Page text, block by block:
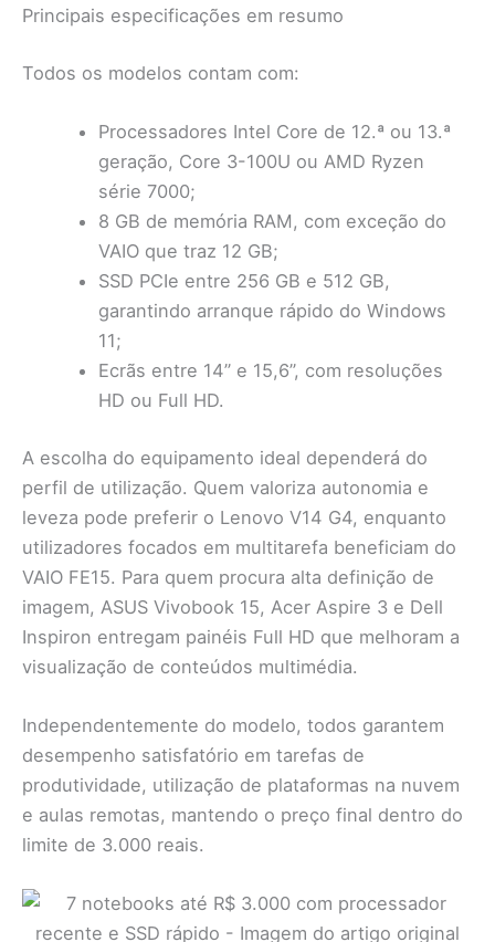
Principais especificações em resumo
Todos os modelos contam com:
Processadores Intel Core de 12.ª ou 13.ª
geração, Core 3-100U ou AMD Ryzen
série 7000;
8 GB de memória RAM, com exceção do
VAIO que traz 12 GB;
SSD PCIe entre 256 GB e 512 GB,
garantindo arranque rápido do Windows
11;
Ecrãs entre 14” e 15,6”, com resoluções
HD ou Full HD.
A escolha do equipamento ideal dependerá do
perfil de utilização. Quem valoriza autonomia e
leveza pode preferir o Lenovo V14 G4, enquanto
utilizadores focados em multitarefa beneficiam do
VAIO FE15. Para quem procura alta definição de
imagem, ASUS Vivobook 15, Acer Aspire 3 e Dell
Inspiron entregam painéis Full HD que melhoram a
visualização de conteúdos multimédia.
Independentemente do modelo, todos garantem
desempenho satisfatório em tarefas de
produtividade, utilização de plataformas na nuvem
e aulas remotas, mantendo o preço final dentro do
limite de 3.000 reais.